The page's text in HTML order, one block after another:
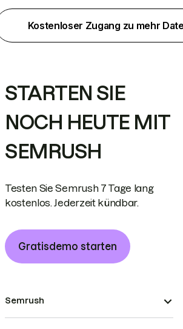
Kostenloser Zugang zu mehr
STARTEN SIE
NOCH HEUTE MIT
SEMRUSH
Testen Sie Semrush 7 Tage lang
kostenlos. Jederzeit kündbar.
Gratisdemo starten
Semrush